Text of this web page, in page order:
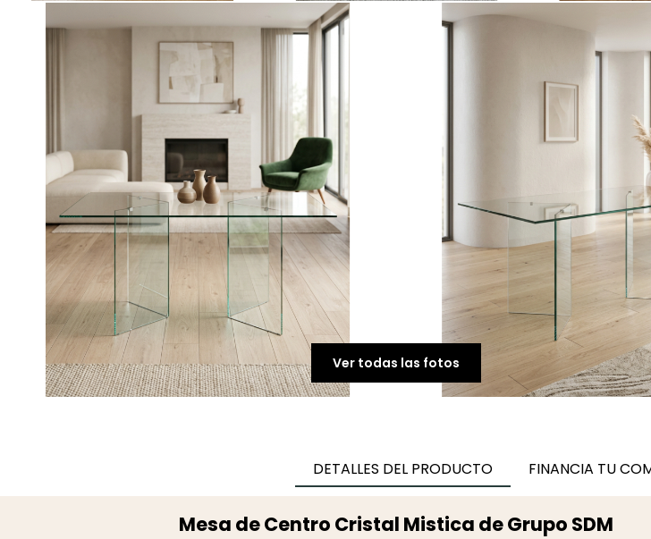
Ver todas las fotos
DETALLES DEL PRODUCTO FINANCIA TU
Mesa de Centro Cristal Mistica de Grupo SDM